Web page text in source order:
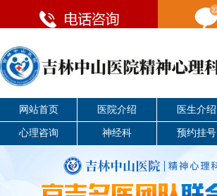
网站首页 医院介绍 医生介绍
心理咨询 神经科 预约挂号